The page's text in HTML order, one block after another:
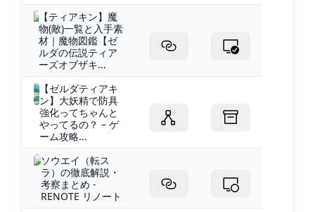
【ティアキン】魔
物(敵)一覧と入手素
材｜魔物図鑑【ゼ
ルダの伝説ティア
ーズオブザキ...
【ゼルダティアキ
ン】大妖精で防具
強化ってちゃんと
やってるの？ – ゲ
ーム攻略...
ソウエイ（転ス
ラ）の徹底解説・
考察まとめ -
RENOTE リノート